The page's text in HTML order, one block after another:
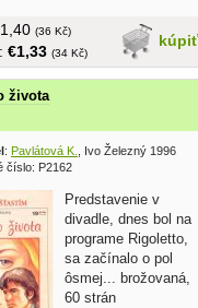
kúpiť
(36 Kč)
€1,33 (34 Kč)
života
: Pavlátová K.
, Ivo Železný 1996
číslo: P2162
Predstavenie v
divadle, dnes bol na
programe Rigoletto,
sa začínalo o pol
ôsmej... brožovaná,
60 strán